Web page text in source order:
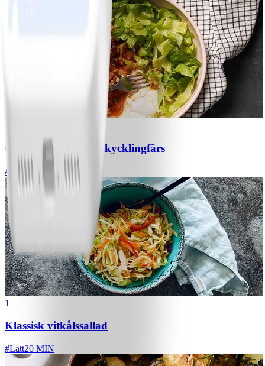
Chili con carne med kycklingfärs
# Lätt
1
Klassisk vitkålssallad
#Lätt20 MIN